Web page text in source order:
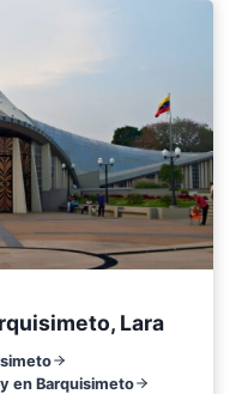
Lara
en Barquisimeto